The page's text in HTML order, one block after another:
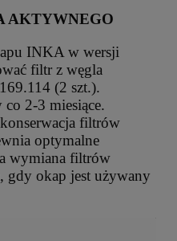
AKTYWNEGO
INKA w wersji
filtr z węgla
(2 szt.).
2-3 miesiące.
filtrów
optymalne
wymiana filtrów
gdy okap jest używany